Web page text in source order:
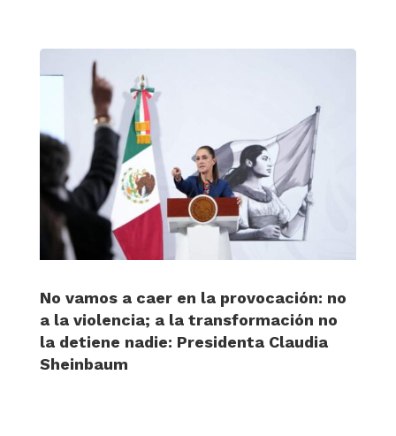
No vamos a caer en la provocación: no
a la violencia; a la transformación no
la detiene nadie: Presidenta Claudia
Sheinbaum